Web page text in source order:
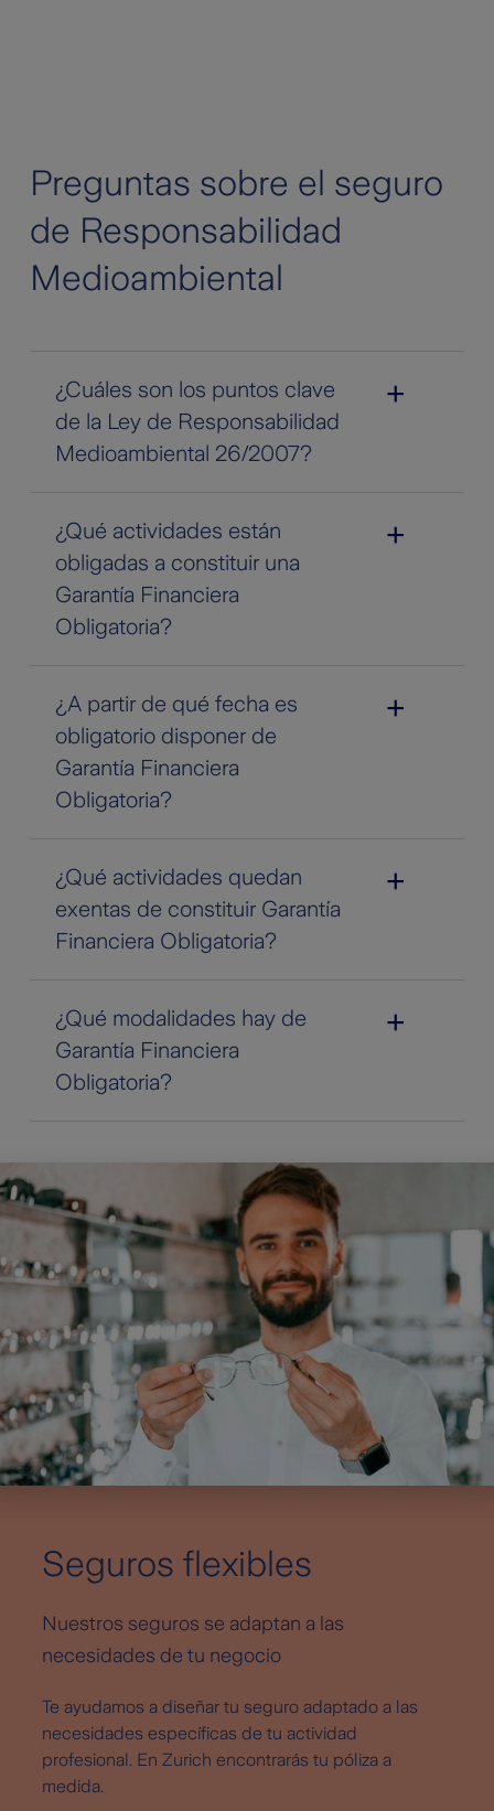
Preguntas sobre el seguro
de Responsabilidad
Medioambiental
¿Cuáles son los puntos clave
de la Ley de Responsabilidad
Medioambiental 26/2007?
¿Qué actividades están
obligadas a constituir una
Garantía Financiera
Obligatoria?
¿A partir de qué fecha es
obligatorio disponer de
Garantía Financiera
Obligatoria?
¿Qué actividades quedan
exentas de constituir Garantía
Financiera Obligatoria?
¿Qué modalidades hay de
Garantía Financiera
Obligatoria?
Seguros flexibles
Nuestros seguros se adaptan a las
necesidades de tu negocio
Te ayudamos a diseñar tu seguro adaptado a las
necesidades específicas de tu actividad
profesional. En Zurich encontrarás tu póliza a
medida.